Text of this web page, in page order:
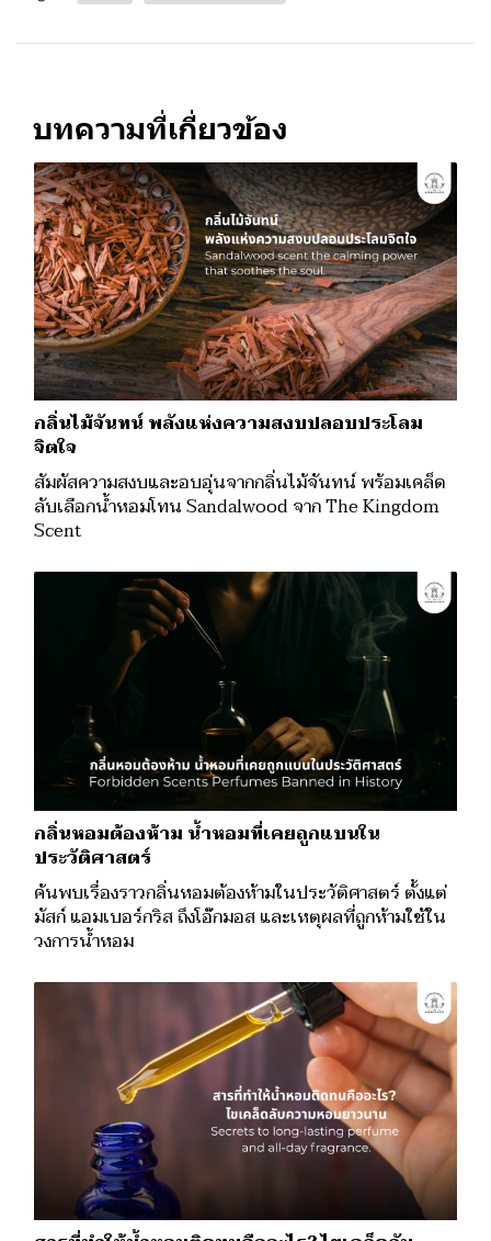
บทความที่เกี่ยวข้อง
กลิ่นไม้จันทน์ พลังแห่งความสงบปลอบประโลม
จิตใจ
สัมผัสความสงบและอบอุ่นจากกลิ่นไม้จันทน์ พร้อมเคล็ด
ลับเลือกน้ำหอมโทน Sandalwood จาก The Kingdom
Scent
กลิ่นหอมต้องห้าม น้ำหอมที่เคยถูกแบนใน
ประวัติศาสตร์
ค้นพบเรื่องราวกลิ่นหอมต้องห้ามในประวัติศาสตร์ ตั้งแต่
มัสก์ แอมเบอร์กริส ถึงโอ๊กมอส และเหตุผลที่ถูกห้ามใช้ใน
วงการน้ำหอม